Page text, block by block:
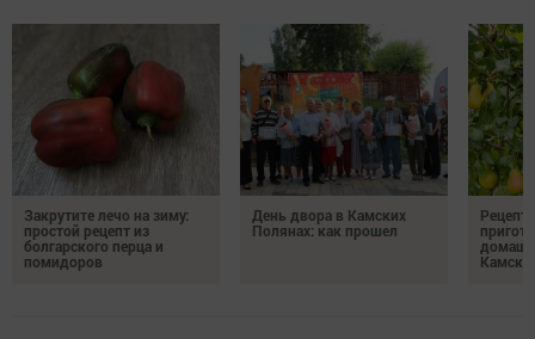
Закрутите лечо на зиму:
простой рецепт из
болгарского перца и
помидоров
День двора в Камских
Полянах: как прошел